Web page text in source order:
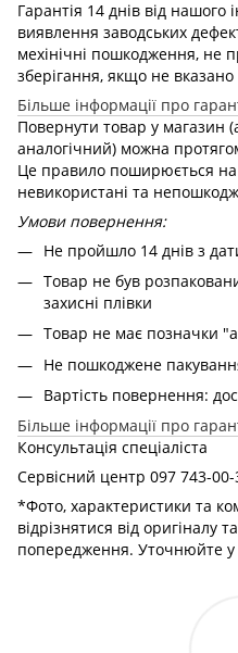
Гарантія 14 днів від нашого
виявлення заводських
мехінічні пошкодження, не
зберігання, якщо не вказано
Більше інформації про
Повернути товар у магазин
аналогічний) можна
Це правило поширюється на
невикористані та
Умови повернення:
Не пройшло 14 днів з
Товар не був
захисні плівки
Товар не має позначки
Не пошкоджене
Вартість повернення:
Більше інформації про
Консультація спеціаліста
Сервісний центр 097 743-
*Фото, характеристики та
відрізнятися від оригіналу
попередження. Уточнюйте у